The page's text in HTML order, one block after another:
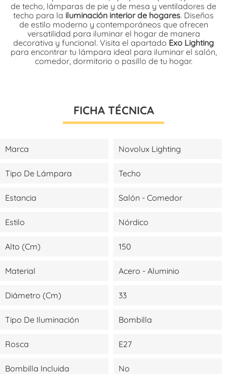
de techo, lámparas de pie y de mesa y ventiladores de
techo para la iluminación interior de hogares. Diseños
de estilo moderno y contemporáneos que ofrecen
versatilidad para iluminar el hogar de manera
decorativa y funcional. Visita el apartado Exo Lighting
para encontrar tu lámpara ideal para iluminar el salón,
comedor, dormitorio o pasillo de tu hogar.
FICHA TÉCNICA
Marca Novolux Lighting
Tipo De Lámpara Techo
Estancia Salón - Comedor
Estilo Nórdico
Alto (cm) 150
Material Acero - Aluminio
Diámetro (cm) 33
Tipo De Iluminación Bombilla
Rosca E27
Bombilla Incluida No